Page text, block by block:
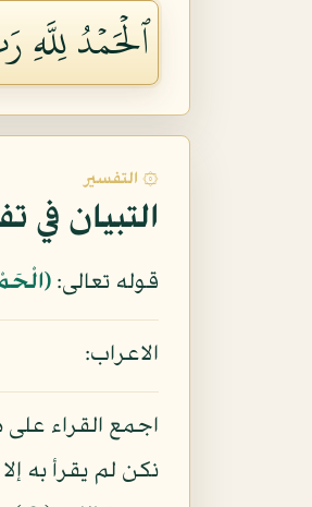
ٱلۡحَمۡدُ لِلَّهِ
۞ التفسير
التبيان في
قوله تعالى:
الاعراب:
نكن لم يقرأ به